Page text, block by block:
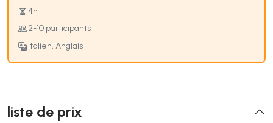
4h
2-10 participants
Italien, Anglais
liste de prix